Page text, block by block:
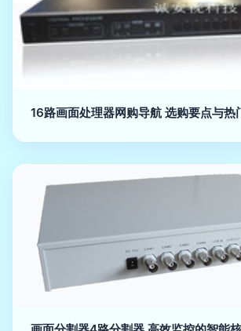
16路画面处理器网购导航 选购要点与热